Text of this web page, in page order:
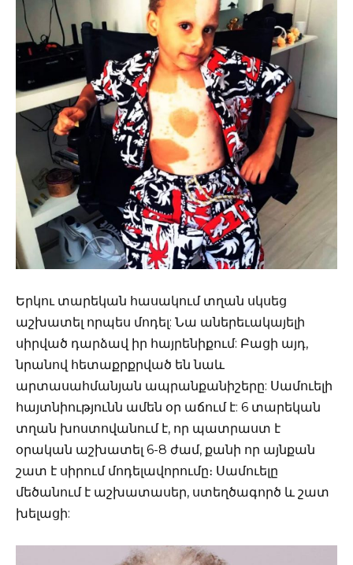
Երկու տարեկան հասակում տղան սկսեց
աշխատել որպես մոդել: Նա աներեւակայելի
սիրված դարձավ իր հայրենիքում: Բացի այդ,
նրանով հետաքրքրված են նաև
արտասահմանյան ապրանքանիշերը: Սամուելի
հայտնիությունն ամեն օր աճում է: 6 տարեկան
տղան խոստովանում է, որ պատրաստ է
օրական աշխատել 6-8 ժամ, քանի որ այնքան
շատ է սիրում մոդելավորումը։ Սամուելը
մեծանում է աշխատասեր, ստեղծագործ և շատ
խելացի: